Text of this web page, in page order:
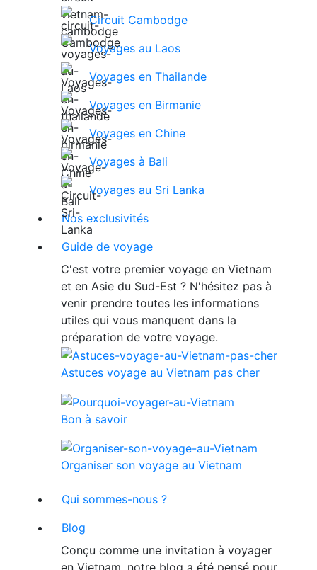
Circuit Cambodge
Voyages au Laos
Voyages en Thailande
Voyages en Birmanie
Voyages en Chine
Voyages à Bali
Voyages au Sri Lanka
Nos exclusivités
Guide de voyage
C'est votre premier voyage en Vietnam
et en Asie du Sud-Est ? N'hésitez pas à
venir prendre toutes les informations
utiles qui vous manquent dans la
préparation de votre voyage.
Astuces voyage au Vietnam pas cher
Bon à savoir
Organiser son voyage au Vietnam
Qui sommes-nous ?
Blog
Conçu comme une invitation à voyager